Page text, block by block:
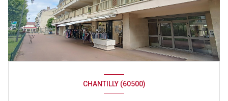
CHANTILLY (60500)